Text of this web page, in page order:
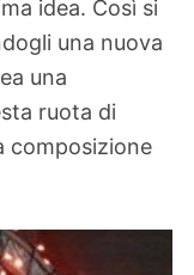
idea. Così si
una nuova
una
ruota di
composizione